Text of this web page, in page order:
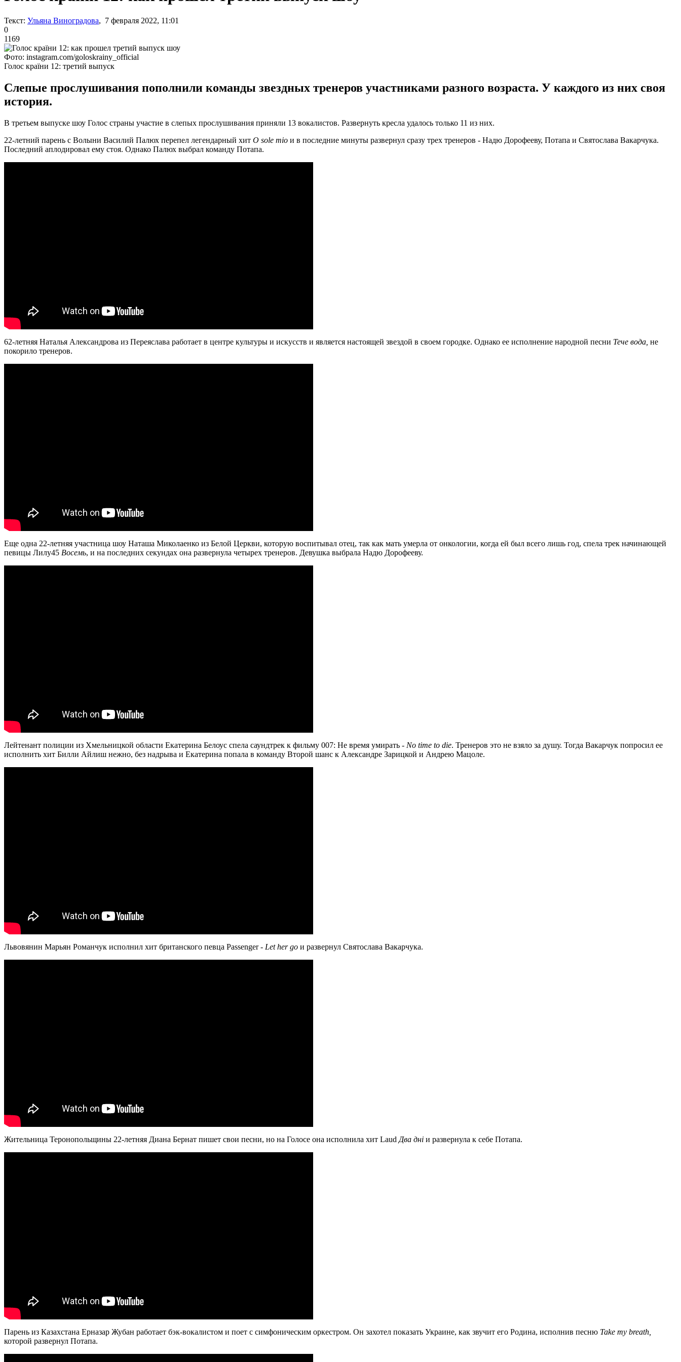
Текст: Ульяна Виноградова, 7 февраля 2022, 11:01
0
1169
Фото: instagram.com/goloskrainy_official
Голос країни 12: третий выпуск
Слепые прослушивания пополнили команды звездных тренеров участниками разного возраста. У каждого из них своя
история.
В третьем выпуске шоу Голос страны участие в слепых прослушивания приняли 13 вокалистов. Развернуть кресла удалось только 11 из них.
22-летний парень с Волыни Василий Палюх перепел легендарный хит O sole mio и в последние минуты развернул сразу трех тренеров - Надю Дорофееву, Потапа и Святослава Вакарчука.
Последний аплодировал ему стоя. Однако Палюх выбрал команду Потапа.
62-летняя Наталья Александрова из Переяслава работает в центре культуры и искусств и является настоящей звездой в своем городке. Однако ее исполнение народной песни Тече вода, не
покорило тренеров.
Еще одна 22-летняя участница шоу Наташа Миколаенко из Белой Церкви, которую воспитывал отец, так как мать умерла от онкологии, когда ей был всего лишь год, спела трек начинающей
певицы Лилу45 Восемь, и на последних секундах она развернула четырех тренеров. Девушка выбрала Надю Дорофееву.
Лейтенант полиции из Хмельницкой области Екатерина Белоус спела саундтрек к фильму 007: Не время умирать - No time to die. Тренеров это не взяло за душу. Тогда Вакарчук попросил ее
исполнить хит Билли Айлиш нежно, без надрыва и Екатерина попала в команду Второй шанс к Александре Зарицкой и Андрею Мацоле.
Львовянин Марьян Романчук исполнил хит британского певца Passenger - Let her go и развернул Святослава Вакарчука.
Жительница Теронопольщины 22-летняя Диана Бернат пишет свои песни, но на Голосе она исполнила хит Laud Два дні и развернула к себе Потапа.
Парень из Казахстана Ерназар Жубан работает бэк-вокалистом и поет с симфоническим оркестром. Он захотел показать Украине, как звучит его Родина, исполнив песню Take my breath,
которой развернул Потапа.